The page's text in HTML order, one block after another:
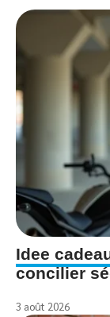
Idee
concilier
3 août 2026